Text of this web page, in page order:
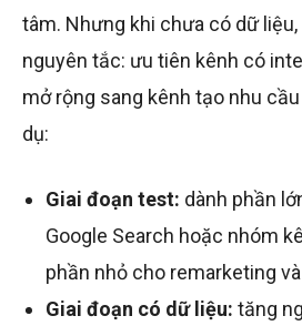
tâm. Nhưng khi chưa có dữ
nguyên tắc: ưu tiên kênh có
mở rộng sang kênh tạo nhu
dụ:
Giai đoạn test: dành phần
Google Search hoặc nhóm
phần nhỏ cho remarketing
Giai đoạn có dữ liệu: tăng